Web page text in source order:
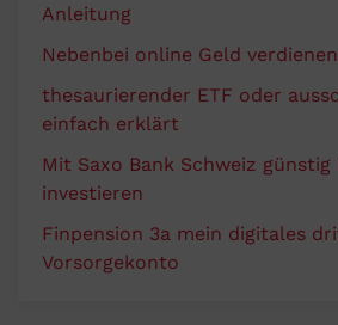
Anleitung
Nebenbei online Geld
thesaurierender ETF oder
einfach erklärt
Mit Saxo Bank Schweiz
investieren
Finpension 3a mein digitales
Vorsorgekonto